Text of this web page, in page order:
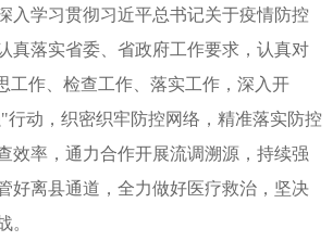
入学习贯彻习近平总书记关于疫情防控
真落实省委、省政府工作要求，认真对
工作、检查工作、落实工作，深入开
动，织密织牢防控网络，精准落实防控
效率，通力合作开展流调溯源，持续强
好离县通道，全力做好医疗救治，坚决
。